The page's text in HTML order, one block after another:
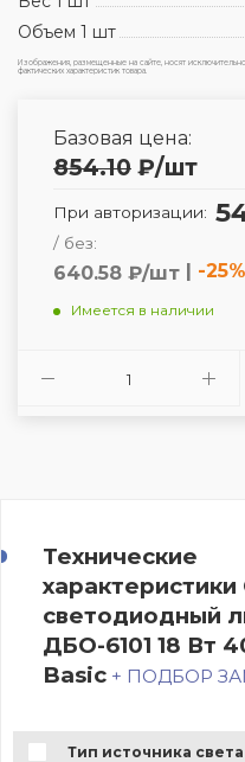
Объем 1 шт
Изображения, размещенные на сайте, носят
фактических характеристик товара.
Базовая цена:
854.10 ₽/шт
При авторизации:
/ без:
640.58 ₽/шт | -25%
Имеется в наличии
Технические
светодиодный
ДБО-6101 18 Вт
Basic + ПОДБОР
Тип источника света